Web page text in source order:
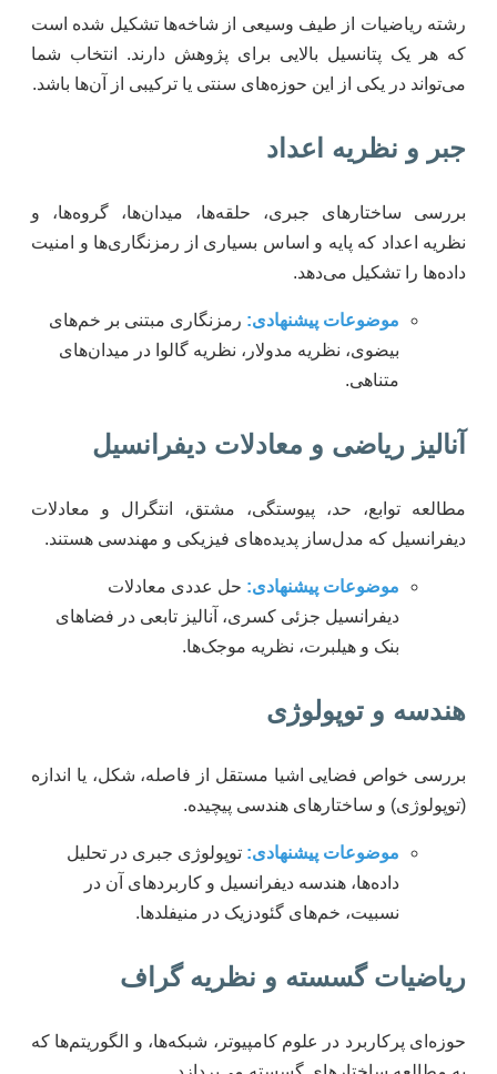
رشته ریاضیات از طیف وسیعی از شاخه‌ها تشکیل شده است
که هر یک پتانسیل بالایی برای پژوهش دارند. انتخاب شما
می‌تواند در یکی از این حوزه‌های سنتی یا ترکیبی از آن‌ها باشد.
جبر و نظریه اعداد
بررسی ساختارهای جبری، حلقه‌ها، میدان‌ها، گروه‌ها، و
نظریه اعداد که پایه و اساس بسیاری از رمزنگاری‌ها و امنیت
داده‌ها را تشکیل می‌دهد.
موضوعات پیشنهادی: رمزنگاری مبتنی بر خم‌های
بیضوی، نظریه مدولار، نظریه گالوا در میدان‌های
متناهی.
آنالیز ریاضی و معادلات دیفرانسیل
مطالعه توابع، حد، پیوستگی، مشتق، انتگرال و معادلات
دیفرانسیل که مدل‌ساز پدیده‌های فیزیکی و مهندسی هستند.
موضوعات پیشنهادی: حل عددی معادلات
دیفرانسیل جزئی کسری، آنالیز تابعی در فضاهای
بنک و هیلبرت، نظریه موجک‌ها.
هندسه و توپولوژی
بررسی خواص فضایی اشیا مستقل از فاصله، شکل، یا اندازه
(توپولوژی) و ساختارهای هندسی پیچیده.
موضوعات پیشنهادی: توپولوژی جبری در تحلیل
داده‌ها، هندسه دیفرانسیل و کاربردهای آن در
نسبیت، خم‌های گئودزیک در منیفلدها.
ریاضیات گسسته و نظریه گراف
حوزه‌ای پرکاربرد در علوم کامپیوتر، شبکه‌ها، و الگوریتم‌ها که